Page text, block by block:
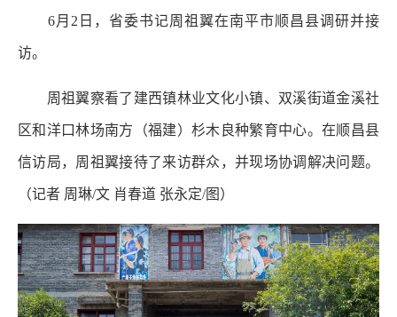
6月2日，省委书记周祖翼在南平市顺昌县调研并接
访。
周祖翼察看了建西镇林业文化小镇、双溪街道金溪社
区和洋口林场南方（福建）杉木良种繁育中心。在顺昌县
信访局，周祖翼接待了来访群众，并现场协调解决问题。
（记者 周琳/文 肖春道 张永定/图）